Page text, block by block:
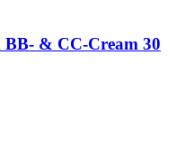
BB- & CC-Cream 30